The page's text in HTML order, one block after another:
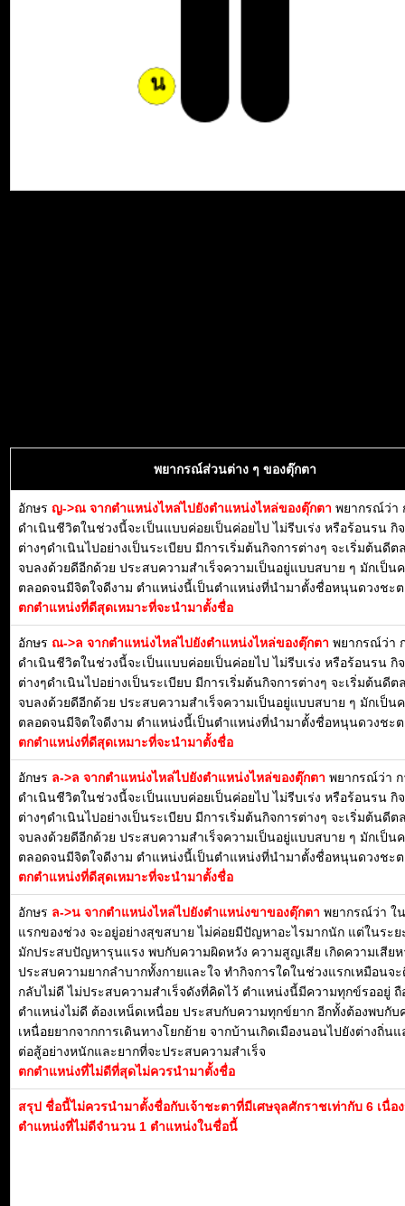
พยากรณ์ส่วนต่าง ๆ ของตุ๊กตา
อักษร ญ->ณ จากตำแหน่งไหล่ไปยังตำแหน่งไหล่ของตุ๊กตา พยากรณ์ว่า
ดำเนินชีวิตในช่วงนี้จะเป็นแบบค่อยเป็นค่อยไป ไม่รีบเร่ง หรือร้อนรน กิ
ต่างๆดำเนินไปอย่างเป็นระเบียบ มีการเริ่มต้นกิจการต่างๆ จะเริ่มต้นดีต
จบลงด้วยดีอีกด้วย ประสบความสำเร็จความเป็นอยู่แบบสบาย ๆ มักเป็น
ตลอดจนมีจิตใจดีงาม ตำแหน่งนี้เป็นตำแหน่งที่นำมาตั้งชื่อหนุนดวงชะ
ตกตำแหน่งที่ดีสุดเหมาะที่จะนำมาตั้งชื่อ
อักษร ณ->ล จากตำแหน่งไหล่ไปยังตำแหน่งไหล่ของตุ๊กตา พยากรณ์ว่า
ดำเนินชีวิตในช่วงนี้จะเป็นแบบค่อยเป็นค่อยไป ไม่รีบเร่ง หรือร้อนรน กิ
ต่างๆดำเนินไปอย่างเป็นระเบียบ มีการเริ่มต้นกิจการต่างๆ จะเริ่มต้นดีต
จบลงด้วยดีอีกด้วย ประสบความสำเร็จความเป็นอยู่แบบสบาย ๆ มักเป็น
ตลอดจนมีจิตใจดีงาม ตำแหน่งนี้เป็นตำแหน่งที่นำมาตั้งชื่อหนุนดวงชะ
ตกตำแหน่งที่ดีสุดเหมาะที่จะนำมาตั้งชื่อ
อักษร ล->ล จากตำแหน่งไหล่ไปยังตำแหน่งไหล่ของตุ๊กตา พยากรณ์ว่า ก
ดำเนินชีวิตในช่วงนี้จะเป็นแบบค่อยเป็นค่อยไป ไม่รีบเร่ง หรือร้อนรน กิ
ต่างๆดำเนินไปอย่างเป็นระเบียบ มีการเริ่มต้นกิจการต่างๆ จะเริ่มต้นดีต
จบลงด้วยดีอีกด้วย ประสบความสำเร็จความเป็นอยู่แบบสบาย ๆ มักเป็น
ตลอดจนมีจิตใจดีงาม ตำแหน่งนี้เป็นตำแหน่งที่นำมาตั้งชื่อหนุนดวงชะ
ตกตำแหน่งที่ดีสุดเหมาะที่จะนำมาตั้งชื่อ
อักษร ล->น จากตำแหน่งไหล่ไปยังตำแหน่งขาของตุ๊กตา พยากรณ์ว่า ใ
แรกของช่วง จะอยู่อย่างสุขสบาย ไม่ค่อยมีปัญหาอะไรมากนัก แต่ในระย
มักประสบปัญหารุนแรง พบกับความผิดหวัง ความสูญเสีย เกิดความเสียห
ประสบความยากลำบากทั้งกายและใจ ทำกิจการใดในช่วงแรกเหมือนจ
กลับไม่ดี ไม่ประสบความสำเร็จดังที่คิดไว้ ตำแหน่งนี้มีความทุกข์รออยู่ ถื
ตำแหน่งไม่ดี ต้องเหน็ดเหนื่อย ประสบกับความทุกข์ยาก อีกทั้งต้องพบกับ
เหนื่อยยากจากการเดินทางโยกย้าย จากบ้านเกิดเมืองนอนไปยังต่างถิ่นแ
ต่อสู้อย่างหนักและยากที่จะประสบความสำเร็จ
ตกตำแหน่งที่ไม่ดีที่สุดไม่ควรนำมาตั้งชื่อ
สรุป ชื่อนี้ไม่ควรนำมาตั้งชื่อกับเจ้าชะตาที่มีเศษจุลศักราชเท่ากับ 6 เนื่อ
ตำแหน่งที่ไม่ดีจำนวน 1 ตำแหน่งในชื่อนี้